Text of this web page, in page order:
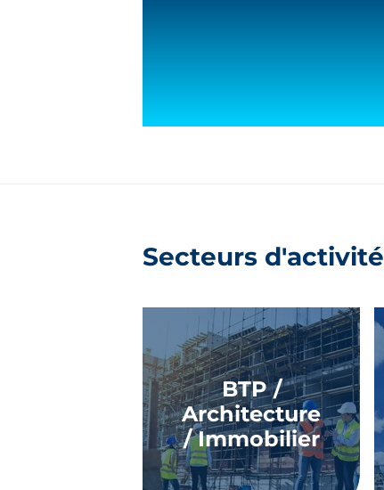
Secteurs d'activité
BTP /
Architecture
/ Immobilier